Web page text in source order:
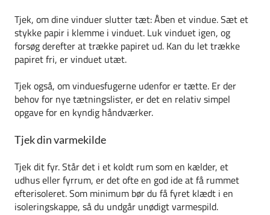
Tjek, om dine vinduer slutter tæt: Åben et vindue. Sæt et
stykke papir i klemme i vinduet. Luk vinduet igen, og
forsøg derefter at trække papiret ud. Kan du let trække
papiret fri, er vinduet utæt.
Tjek også, om vinduesfugerne udenfor er tætte. Er der
behov for nye tætningslister, er det en relativ simpel
opgave for en kyndig håndværker.
Tjek din varmekilde
Tjek dit fyr. Står det i et koldt rum som en kælder, et
udhus eller fyrrum, er det ofte en god ide at få rummet
efterisoleret. Som minimum bør du få fyret klædt i en
isoleringskappe, så du undgår unødigt varmespild.